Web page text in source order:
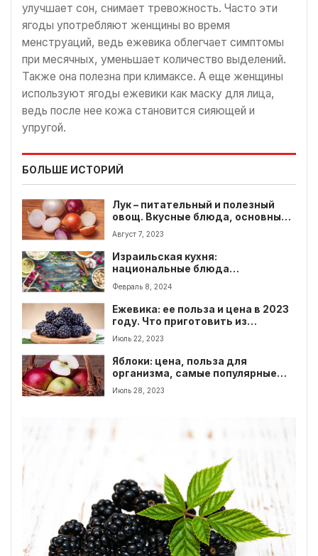
улучшает сон, снимает тревожность. Часто эти
ягоды употребляют женщины во время
менструаций, ведь ежевика облегчает симптомы
при месячных, уменьшает количество выделений.
Также она полезна при климаксе. А еще женщины
используют ягоды ежевики как маску для лица,
ведь после нее кожа становится сияющей и
упругой.
БОЛЬШЕ ИСТОРИЙ
Лук – питательный и полезный
овощ. Вкусные блюда, основным
ингредиентом в которых
является лук
Август 7, 2023
Израильская кухня:
национальные блюда
израильской кухни
Февраль 8, 2024
Ежевика: ее польза и цена в 2023
году. Что приготовить из
ежевики? Подборка рецептов
Июль 22, 2023
Яблоки: цена, польза для
организма, самые популярные
сорта и что приготовить из
яблок?
Июль 28, 2023